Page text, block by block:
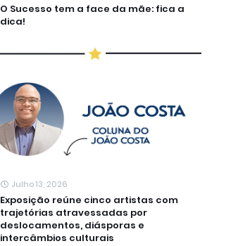
O Sucesso tem a face da mãe: fica a
dica!
Julho 13, 2026
Exposição reúne cinco artistas com
trajetórias atravessadas por
deslocamentos, diásporas e
intercâmbios culturais